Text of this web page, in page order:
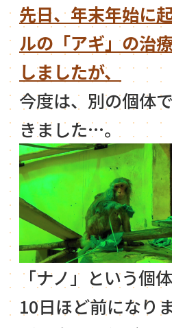
先日、年末年始に
ルの「アギ」の治
しましたが、
今度は、別の個体
きました…。
「ナノ」という個
10日ほど前になり